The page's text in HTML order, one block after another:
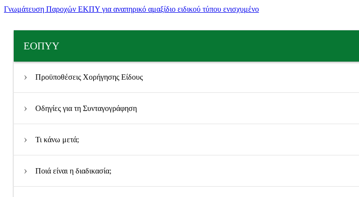
Γνωμάτευση Παροχών ΕΚΠΥ για αναπηρικό αμαξίδιο ειδικού τύπου ενισχυμένο
ΕΟΠΥΥ
Προϋποθέσεις Χορήγησης Είδους
Οδηγίες για τη Συνταγογράφηση
Τι κάνω μετά;
Ποιά είναι η διαδικασία;